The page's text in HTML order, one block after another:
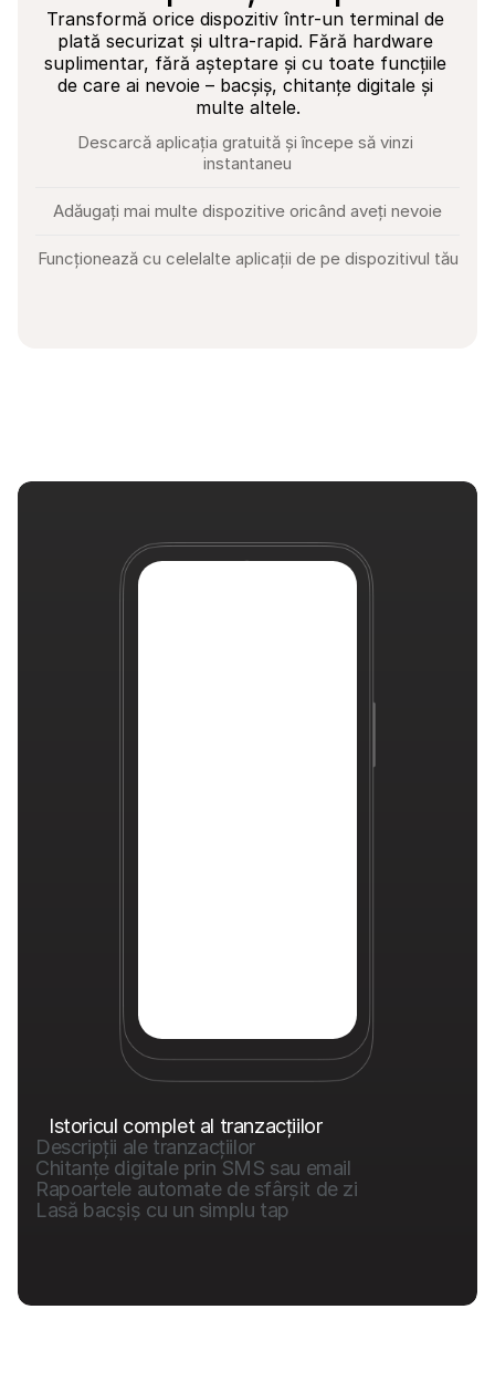
Transformă orice dispozitiv într-un terminal de
plată securizat și ultra-rapid. Fără hardware
suplimentar, fără așteptare și cu toate funcțiile
de care ai nevoie – bacșiș, chitanțe digitale și
multe altele.
Descarcă aplicația gratuită și începe să vinzi
instantaneu
Adăugați mai multe dispozitive oricând aveți nevoie
Funcționează cu celelalte aplicații de pe dispozitivul tău
Istoricul complet al tranzacțiilor
Descripții ale tranzacțiilor
Chitanțe digitale prin SMS sau email
Rapoartele automate de sfârșit de zi
Lasă bacșiș cu un simplu tap